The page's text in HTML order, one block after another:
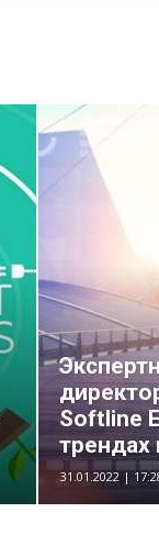
Softline
трендах
31.01.2022 |